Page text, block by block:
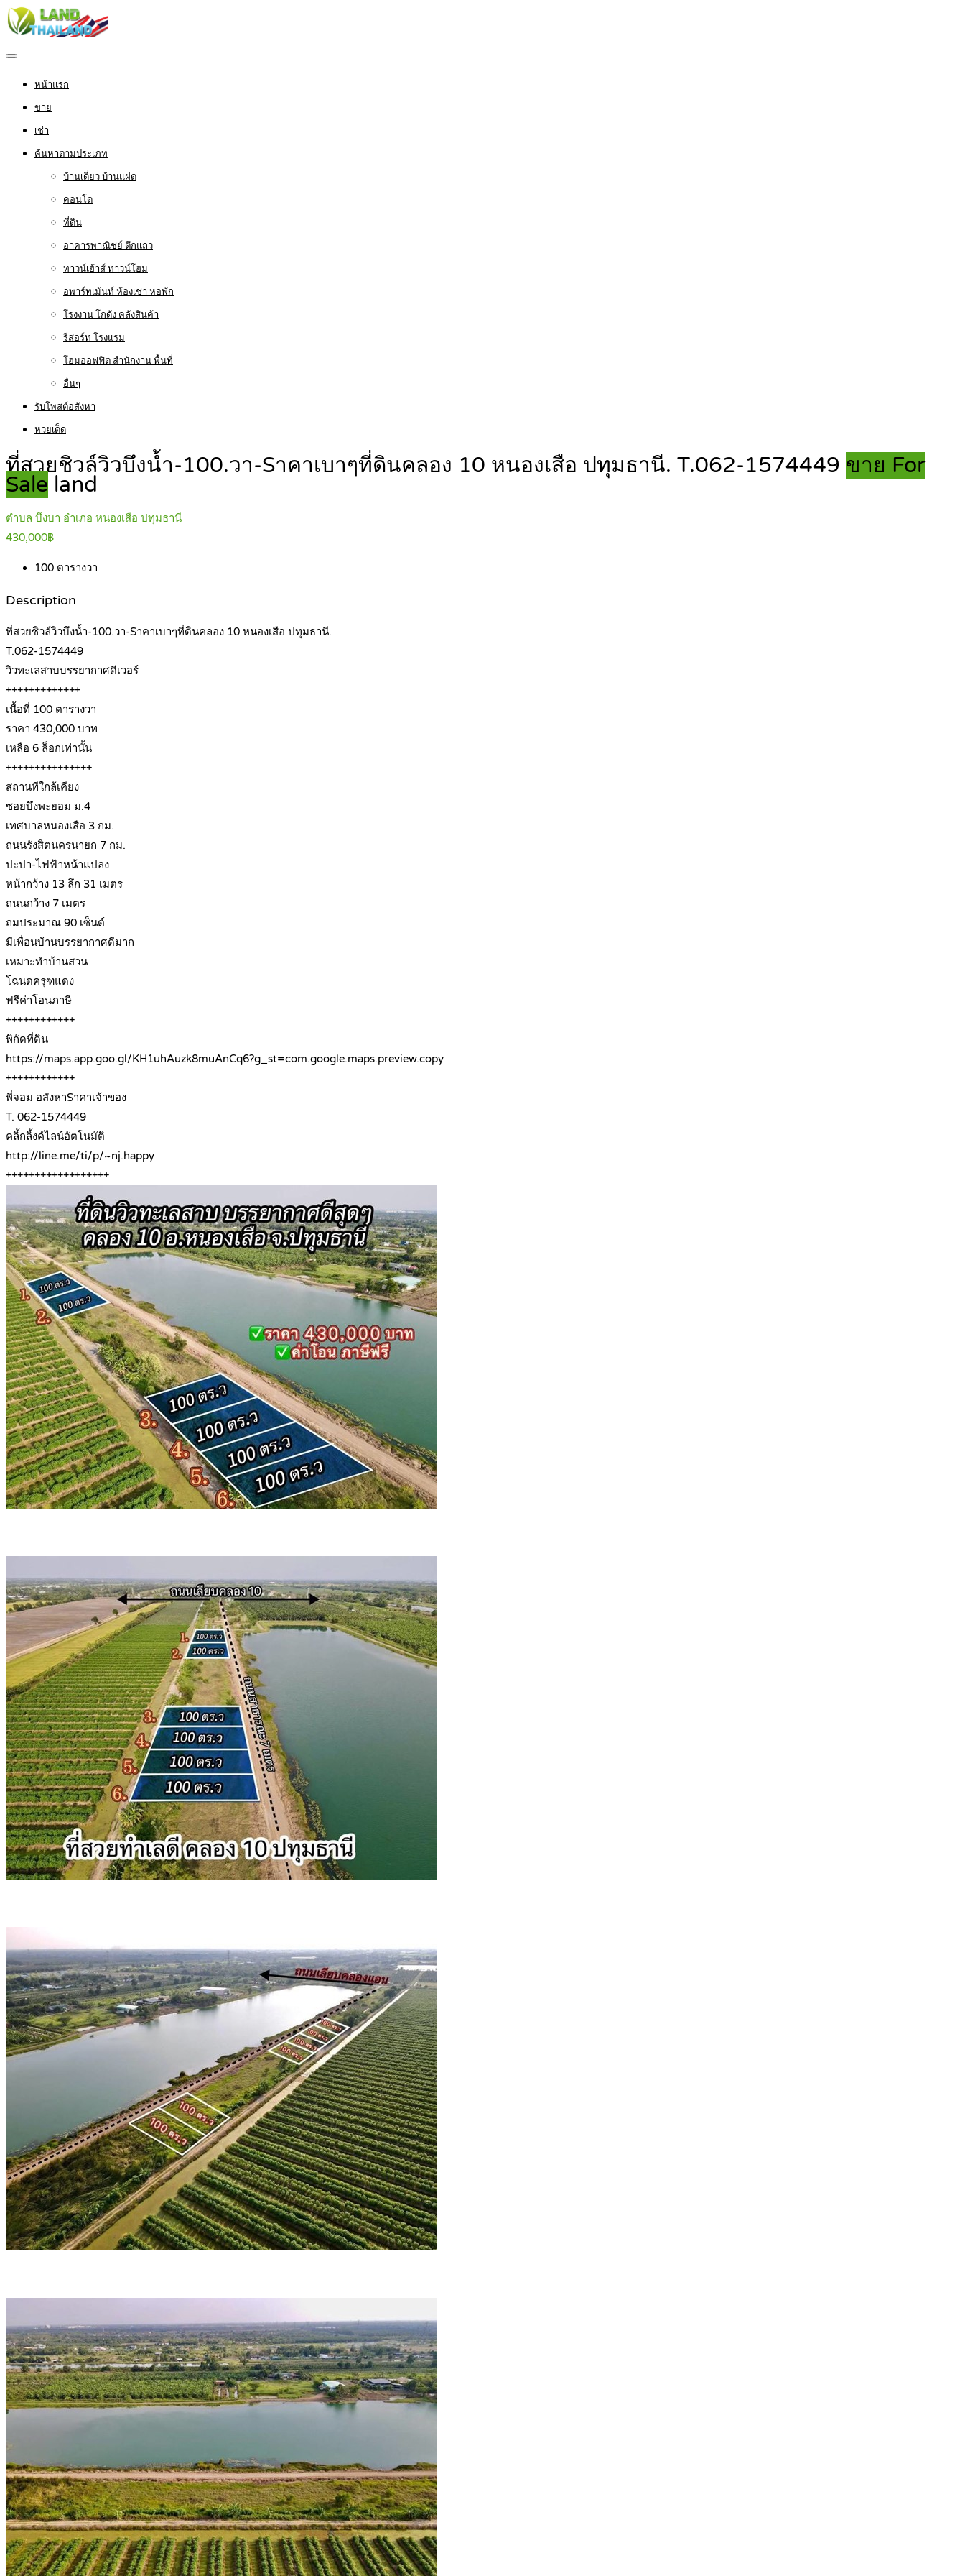
หน้าแรก
ขาย
เช่า
ค้นหาตามประเภท
บ้านเดี่ยว บ้านแฝด
คอนโด
ที่ดิน
อาคารพาณิชย์ ตึกแถว
ทาวน์เฮ้าส์ ทาวน์โฮม
อพาร์ทเม้นท์ ห้องเช่า หอพัก
โรงงาน โกดัง คลังสินค้า
รีสอร์ท โรงแรม
โฮมออฟฟิต สำนักงาน พื้นที่
อื่นๆ
รับโพสต์อสังหา
หวยเด็ด
ที่สวยชิวล์วิวบึงน้ำ-100.วา-Sาคาเบาๆที่ดินคลอง 10 หนองเสือ ปทุมธานี. T.062-1574449 ขาย For
Sale land
ตำบล บึงบา อำเภอ หนองเสือ ปทุมธานี
430,000฿
100 ตารางวา
Description
ที่สวยชิวล์วิวบึงน้ำ-100.วา-Sาคาเบาๆที่ดินคลอง 10 หนองเสือ ปทุมธานี.
T.062-1574449
วิวทะเลสาบบรรยากาศดีเวอร์
+++++++++++++
เนื้อที่ 100 ตารางวา
ราคา 430,000 บาท
เหลือ 6 ล็อกเท่านั้น
+++++++++++++++
สถานทีใกล้เคียง
ซอยบึงพะยอม ม.4
เทศบาลหนองเสือ 3 กม.
ถนนรังสิตนครนายก 7 กม.
ปะปา-ไฟฟ้าหน้าแปลง
หน้ากว้าง 13 ลึก 31 เมตร
ถนนกว้าง 7 เมตร
ถมประมาณ 90 เซ็นต์
มีเพื่อนบ้านบรรยากาศดีมาก
เหมาะทำบ้านสวน
โฉนดครุฑแดง
ฟรีค่าโอนภาษี
++++++++++++
พิกัดที่ดิน
https://maps.app.goo.gl/KH1uhAuzk8muAnCq6?g_st=com.google.maps.preview.copy
++++++++++++
พี่จอม อสังหาSาคาเจ้าของ
T. 062-1574449
คลิ้กลิ้งค์ไลน์อัตโนมัติ
http://line.me/ti/p/~nj.happy
++++++++++++++++++